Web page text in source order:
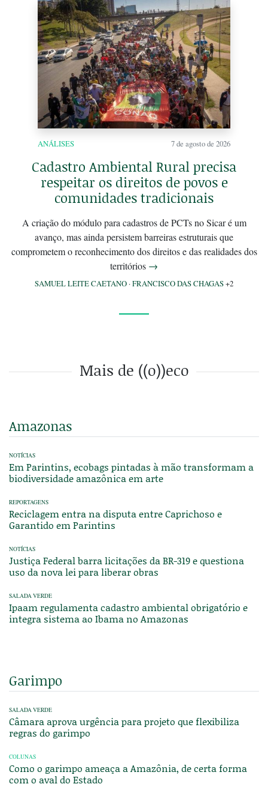
ANÁLISES 7 de agosto de 2026
Cadastro Ambiental Rural precisa
respeitar os direitos de povos e
comunidades tradicionais
A criação do módulo para cadastros de PCTs no Sicar é um
avanço, mas ainda persistem barreiras estruturais que
comprometem o reconhecimento dos direitos e das realidades dos
territórios →
SAMUEL LEITE CAETANO ·FRANCISCO DAS CHAGAS+2
Mais de ((o))eco
Amazonas
NOTÍCIAS
Em Parintins, ecobags pintadas à mão transformam a
biodiversidade amazônica em arte
REPORTAGENS
Reciclagem entra na disputa entre Caprichoso e
Garantido em Parintins
NOTÍCIAS
Justiça Federal barra licitações da BR-319 e questiona
uso da nova lei para liberar obras
SALADA VERDE
Ipaam regulamenta cadastro ambiental obrigatório e
integra sistema ao Ibama no Amazonas
Garimpo
SALADA VERDE
Câmara aprova urgência para projeto que flexibiliza
regras do garimpo
COLUNAS
Como o garimpo ameaça a Amazônia, de certa forma
com o aval do Estado